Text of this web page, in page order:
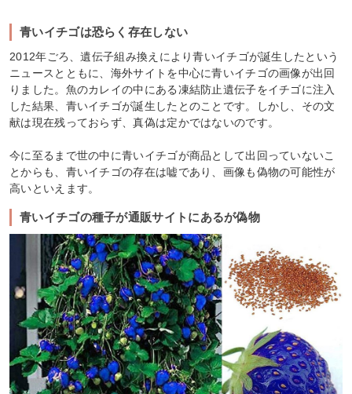
青いイチゴは恐らく存在しない
2012年ごろ、遺伝子組み換えにより青いイチゴが誕生したという
ニュースとともに、海外サイトを中心に青いイチゴの画像が出回
りました。魚のカレイの中にある凍結防止遺伝子をイチゴに注入
した結果、青いイチゴが誕生したとのことです。しかし、その文
献は現在残っておらず、真偽は定かではないのです。
今に至るまで世の中に青いイチゴが商品として出回っていないこ
とからも、青いイチゴの存在は嘘であり、画像も偽物の可能性が
高いといえます。
青いイチゴの種子が通販サイトにあるが偽物